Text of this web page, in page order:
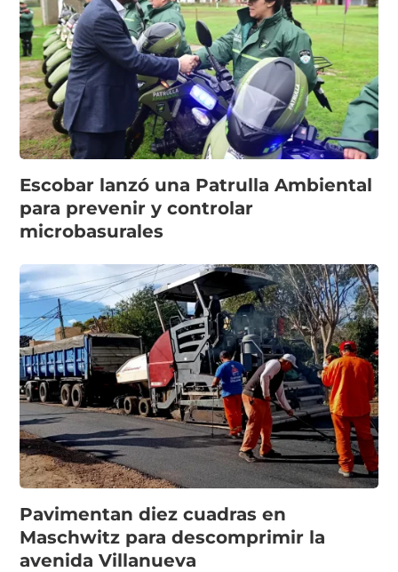
Escobar lanzó una Patrulla Ambiental
para prevenir y controlar
microbasurales
Pavimentan diez cuadras en
Maschwitz para descomprimir la
avenida Villanueva